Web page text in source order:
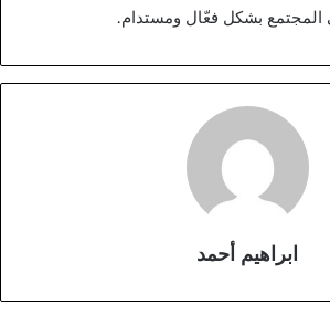
المجتمع بشكل فعّال ومستدام.
ابراهيم أحمد